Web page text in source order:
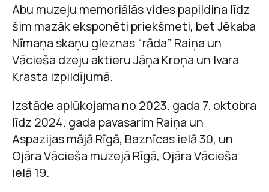
Abu muzeju memoriālās vides papildina līdz
šim mazāk eksponēti priekšmeti, bet Jēkaba
Nīmaņa skaņu gleznas “rāda” Raiņa un
Vācieša dzeju aktieru Jāņa Kroņa un Ivara
Krasta izpildījumā.
Izstāde aplūkojama no 2023. gada 7. oktobra
līdz 2024. gada pavasarim Raiņa un
Aspazijas mājā Rīgā, Baznīcas ielā 30, un
Ojāra Vācieša muzejā Rīgā, Ojāra Vācieša
ielā 19.